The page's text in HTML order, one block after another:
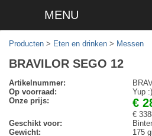
MENU
Producten > Eten en drinken > Messen
BRAVILOR SEGO 12
Artikelnummer:
Op voorraad:
Yup :)
Onze prijs:
€
€
Geschikt voor:
Gewicht:
175